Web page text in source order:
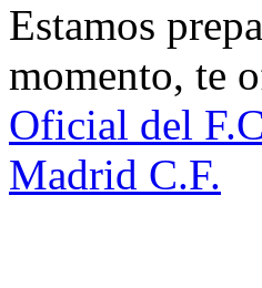
Estamos
momento, te
Oficial del
Madrid C.F.